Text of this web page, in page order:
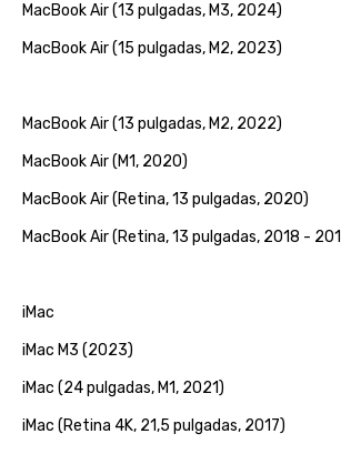
MacBook Air (13 pulgadas, M3, 2024)
MacBook Air (15 pulgadas, M2, 2023)
MacBook Air (13 pulgadas, M2, 2022)
MacBook Air (M1, 2020)
MacBook Air (Retina, 13 pulgadas, 2020)
MacBook Air (Retina, 13 pulgadas, 2018 -
iMac
iMac M3 (2023)
iMac (24 pulgadas, M1, 2021)
iMac (Retina 4K, 21,5 pulgadas, 2017)